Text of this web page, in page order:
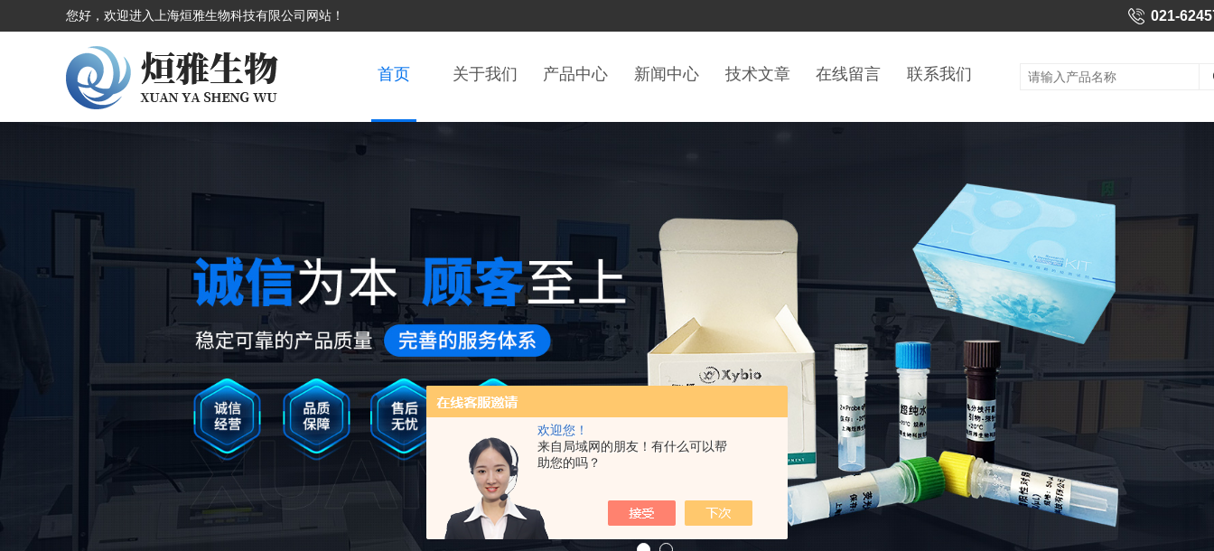
欢迎您！
来自局域网的朋友！有什么可以帮
助您的吗？
您好，欢迎进入上海烜雅生物科技有限公司网站！ 021-
首页 关于我们 产品中心 新闻中心 技术文章 在线留言 联系我们